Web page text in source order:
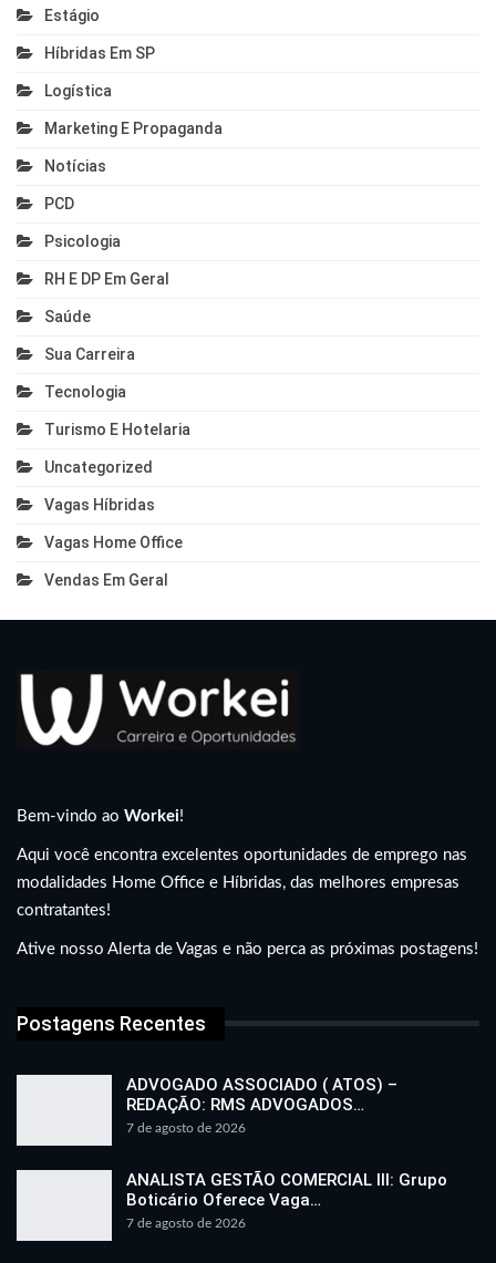
Estágio
Híbridas Em SP
Logística
Marketing E Propaganda
Notícias
PCD
Psicologia
RH E DP Em Geral
Saúde
Sua Carreira
Tecnologia
Turismo E Hotelaria
Uncategorized
Vagas Híbridas
Vagas Home Office
Vendas Em Geral
Bem-vindo ao Workei!
Aqui você encontra excelentes oportunidades de emprego nas
modalidades Home Office e Híbridas, das melhores empresas
contratantes!
Ative nosso Alerta de Vagas e não perca as próximas postagens!
Postagens Recentes
ADVOGADO ASSOCIADO ( ATOS) –
REDAÇÃO: RMS ADVOGADOS…
7 de agosto de 2026
ANALISTA GESTÃO COMERCIAL III: Grupo
Boticário Oferece Vaga…
7 de agosto de 2026